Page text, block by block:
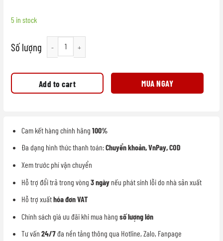
5 in stock
Tủ bàn đông dùng trong nhà hàng 375L quantity
Add to cart MUA NGAY
Cam kết hàng chính hãng 100%
Đa dạng hình thức thanh toán:Chuyển khoản, VnPay, COD
Xem trước phí vận chuyển
Hỗ trợ đổi trả trong vòng 3 ngày nếu phát sinh lỗi do nhà sản xuất
Hỗ trợ xuấthóa đơn VAT
Chính sách giá ưu đãi khi mua hàng số lượng lớn
Tư vấn 24/7đa nền tảng thông qua Hotline, Zalo, Fanpage